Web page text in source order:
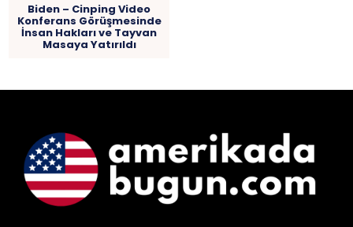
Biden – Cinping Video
Konferans Görüşmesinde
İnsan Hakları ve Tayvan
Masaya Yatırıldı